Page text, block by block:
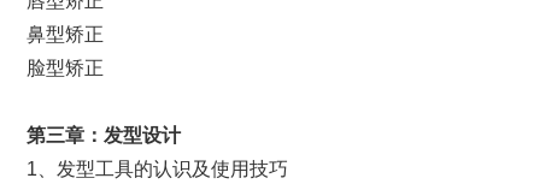
鼻型矫正
脸型矫正
第三章：发型设计
1、发型工具的认识及使用技巧